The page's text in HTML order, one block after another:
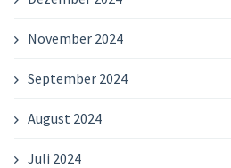
November 2024
September 2024
August 2024
Juli 2024